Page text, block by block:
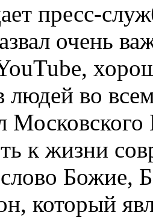
пресс-
очень
людей во
к жизни
Божие,
который